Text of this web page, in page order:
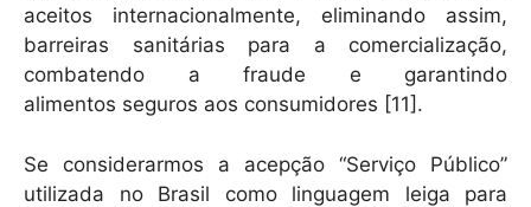
aceitos internacionalmente, eliminando assim,
barreiras sanitárias para a comercialização,
combatendo a fraude e garantindo
alimentos seguros aos consumidores [11].
Se considerarmos a acepção “Serviço Público”
utilizada no Brasil como linguagem leiga para